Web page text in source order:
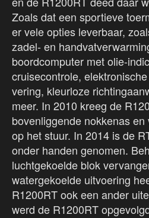
Zoals dat een sportieve
er vele opties leverbaar,
zadel- en
boordcomputer met olie-
cruisecontrole,
vering, kleurloze
meer. In 2010 kreeg de
bovenliggende nokkenas
op het stuur. In 2014 is de
onder handen genomen.
luchtgekoelde blok
watergekoelde uitvoering
R1200RT ook een ander
werd de R1200RT